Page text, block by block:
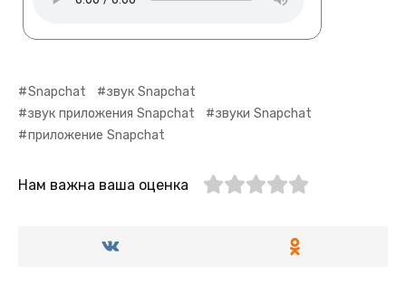
Snapchat
звук Snapchat
звук приложения Snapchat
звуки Snapchat
приложение Snapchat
Нам важна ваша оценка